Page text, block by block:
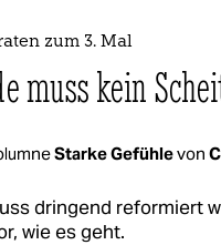
zum 3. Mal
muss kein
Starke Gefühlevon
dringend reformiert
wie es geht.